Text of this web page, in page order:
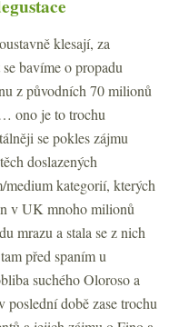
klesají, za
bavíme o propadu
z původních 70 milionů
ono je to trochu
se pokles zájmu
doslazených
medium kategorií, kterých
v UK mnoho milionů
mrazu a stala se z nich
před spaním u
suchého Oloroso a
době zase trochu